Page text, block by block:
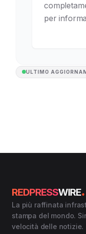
per
ULTIMO
REDPRESSWIRE.
La più raffinata
stampa del mondo.
velocità delle notizie.